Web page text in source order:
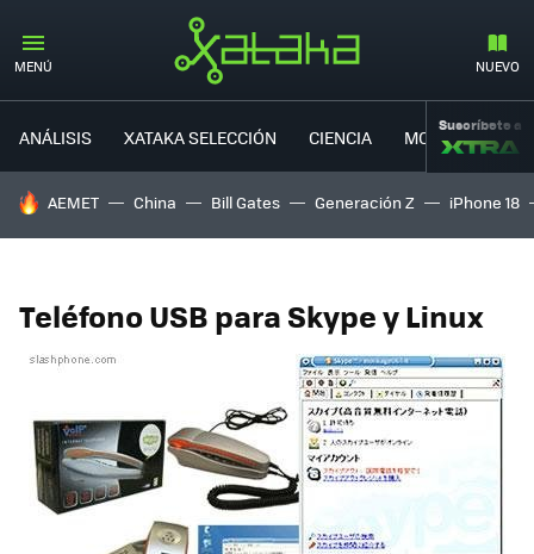
MENÚ NUEVO
ANÁLISIS XATAKA SELECCIÓN CIENCIA MOVILIDAD
Suscríbete a
HOY SE HABLA DE
AEMET China Bill Gates Generación Z iPhone 18
Teléfono USB para Skype y Linux